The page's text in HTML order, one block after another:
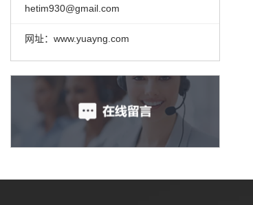
hetim930@gmail.com
网址：www.yuayng.com